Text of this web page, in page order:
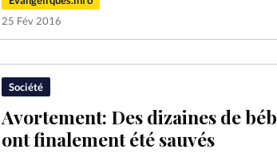
25 Fév 2016
Société
Avortement: Des dizaines de
ont finalement été sauvés